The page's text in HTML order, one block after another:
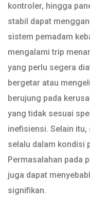
kontroler, hingga
stabil dapat
sistem pemadam
mengalami trip
yang perlu segera
bergetar atau
berujung pada
yang tidak sesuai
inefisiensi. Selain
selalu dalam kondisi
Permasalahan pada
juga dapat
signifikan.